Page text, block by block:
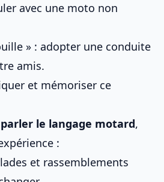
avec une moto non
» : adopter une conduite
amis.
et mémoriser ce
le langage motard,
:
et rassemblements